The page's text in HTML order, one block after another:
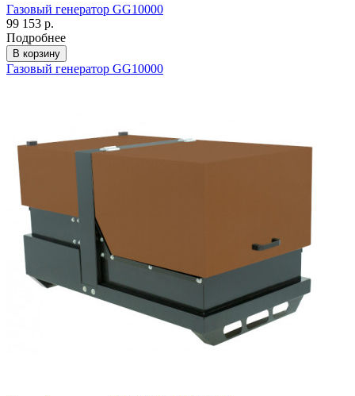
Газовый генератор GG10000
99 153 р.
Подробнее
В корзину
Газовый генератор GG10000